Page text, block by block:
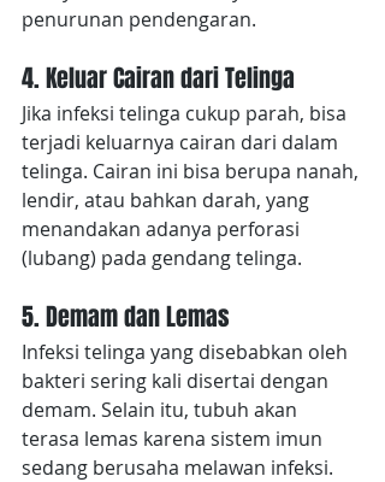
penurunan pendengaran.
4. Keluar Cairan dari Telinga
Jika infeksi telinga cukup parah, bisa
terjadi keluarnya cairan dari dalam
telinga. Cairan ini bisa berupa nanah,
lendir, atau bahkan darah, yang
menandakan adanya perforasi
(lubang) pada gendang telinga.
5. Demam dan Lemas
Infeksi telinga yang disebabkan oleh
bakteri sering kali disertai dengan
demam. Selain itu, tubuh akan
terasa lemas karena sistem imun
sedang berusaha melawan infeksi.